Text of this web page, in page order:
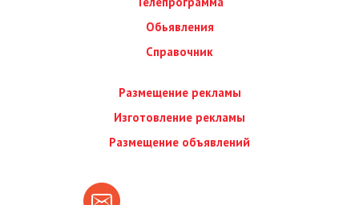
Обьявления
Справочник
Размещение рекламы
Изготовление рекламы
Размещение объявлений